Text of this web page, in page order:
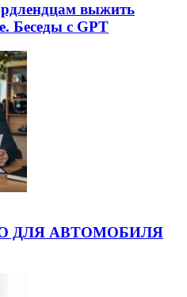
выжить
Беседы с GPT
ДЛЯ АВТОМОБИЛЯ